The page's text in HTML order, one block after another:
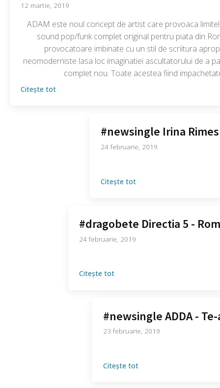
12 martie, 2019
ADAM este noul concept de artist care provoaca
sound pop/funk complet original pentru piata din
provocatoare imbinate cu un stil de scriitura
neomoderniste lasa loc imaginatiei ascultatorului de a
complet nou. Toate acestea fiind
Citește tot
#newsingle Irina
24 februarie, 2019
Citește tot
#dragobete Directia 5 -
24 februarie, 2019
Citește tot
#newsingle ADDA -
23 februarie, 2019
Citește tot